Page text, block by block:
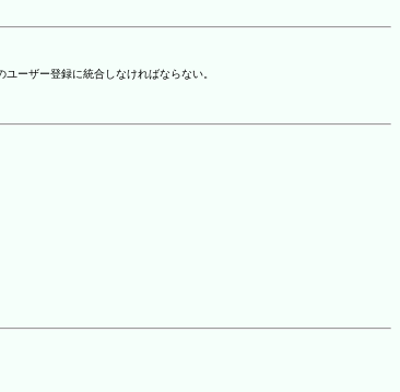
ーザー登録に統合しなければならない。